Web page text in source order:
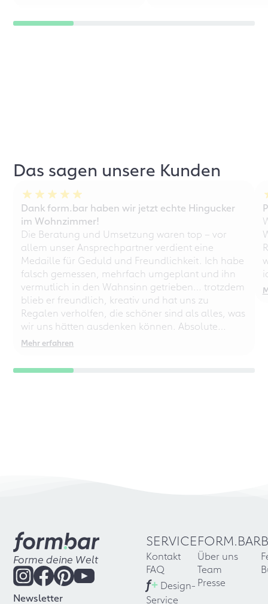
Das sagen unsere Kunden
Dank form.bar haben wir jetzt echte Hingucker
im Wohnzimmer!
Die Beratung und Umsetzung waren top – vor
allem unser Ansprechpartner verdient eine
Medaille für Geduld und Freundlichkeit. Ich habe
falsch gemessen, mehrfach umgeplant und ihn
vermutlich in den Wahnsinn getrieben… trotzdem
blieb er freundlich, kreativ und hat uns zu
Regalen verholfen, die schöner sind als alles, was
wir uns hätten ausdenken können. Absolute
Empfehlung – auch für chaotische
Mehr erfahren
Forme deine Welt
Newsletter
SERVICE
Kontakt
FAQ
f+ Design-
Service
FORM.BAR
Über uns
Team
Presse